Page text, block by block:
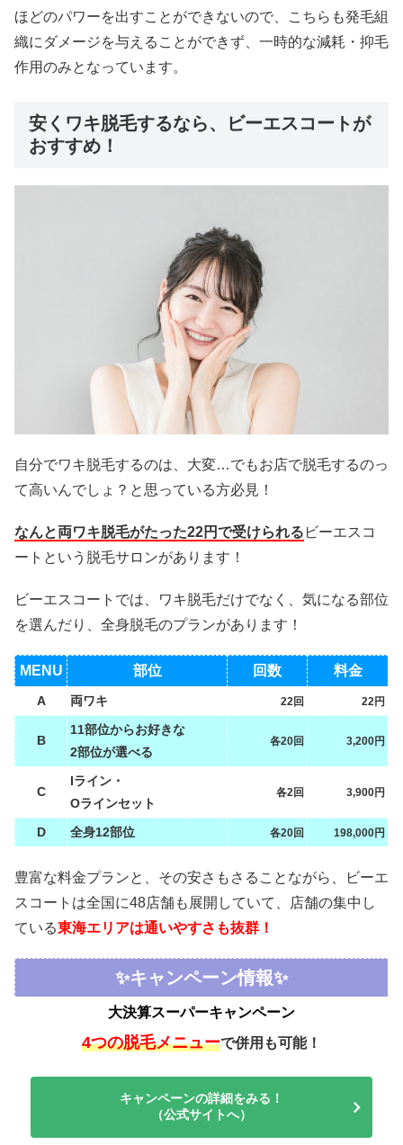
ほどのパワーを出すことができないので、こちらも発毛組
織にダメージを与えることができず、一時的な減耗・抑毛
作用のみとなっています。
安くワキ脱毛するなら、ビーエスコートが
おすすめ！
自分でワキ脱毛するのは、大変…でもお店で脱毛するのっ
て高いんでしょ？と思っている方必見！
なんと両ワキ脱毛がたった22円で受けられる ビーエスコ
ートという脱毛サロンがあります！
ビーエスコートでは、ワキ脱毛だけでなく、気になる部位
を選んだり、全身脱毛のプランがあります！
MENU 部位 回数 料金
A 両ワキ 22回 22円
B
11部位からお好きな
2部位が選べる
各20回 3,200円
C
Iライン・
Oラインセット
各2回 3,900円
D 全身12部位 各20回 198,000円
豊富な料金プランと、その安さもさることながら、ビーエ
スコートは全国に48店舗も展開していて、店舗の集中し
ている東海エリアは通いやすさも抜群！
✨キャンペーン情報✨
大決算スーパーキャンペーン
4つの脱毛メニューで併用も可能！
キャンペーンの詳細をみる！
（公式サイトへ）